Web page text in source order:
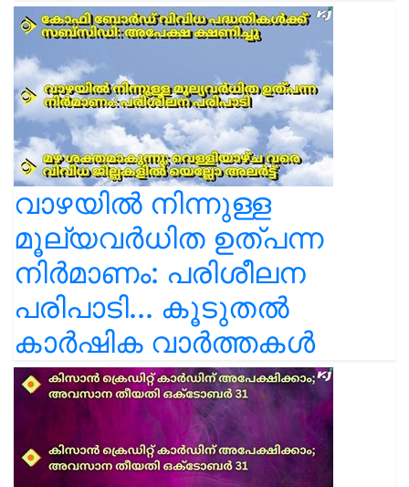
വാഴയിൽ നിന്നുള്ള
മൂല്യവർധിത ഉത്പന്ന
നിർമാണം: പരിശീലന
പരിപാടി... കൂടുതൽ
കാർഷിക വാർത്തകൾ